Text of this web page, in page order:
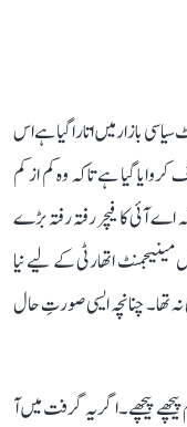
بازار میں اتارا گیا ہے اس
گیا ہے تاکہ وہ کم از کم
اے آئی کا فیچر رفتہ رفتہ بڑے
اتھارٹی کے لیے نیا
تھا۔ چنانچہ ایسی صورتِ حال
پیچھے۔ اگر یہ گرفت میں آ